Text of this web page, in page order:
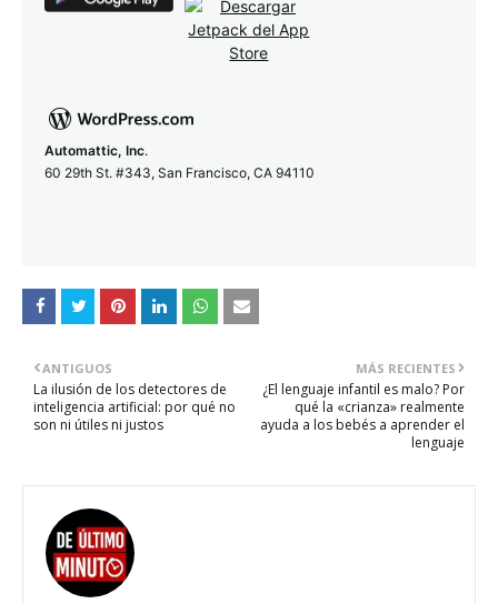
Automattic, Inc.
60 29th St. #343, San Francisco, CA 94110
MÁS RECIENTES
¿El lenguaje infantil es malo? Por
qué la «crianza» realmente
ayuda a los bebés a aprender el
lenguaje
ANTIGUOS
La ilusión de los detectores de
inteligencia artificial: por qué no
son ni útiles ni justos